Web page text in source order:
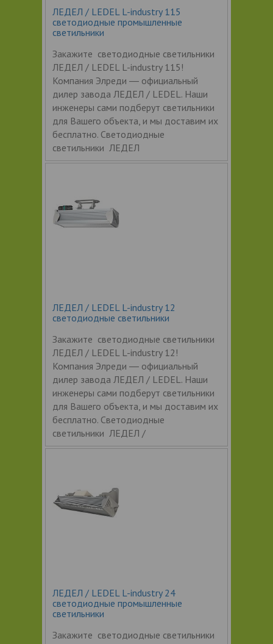
ЛЕДЕЛ / LEDEL L-industry 115
светодиодные промышленные
светильники
Закажите светодиодные светильники
ЛЕДЕЛ / LEDEL L-industry 115!
Компания Элреди ― официальный
дилер завода ЛЕДЕЛ / LEDEL. Наши
инженеры сами подберут светильники
для Вашего объекта, и мы доставим их
бесплатно. Светодиодные
светильники ЛЕДЕЛ
ЛЕДЕЛ / LEDEL L-industry 12
светодиодные светильники
Закажите светодиодные светильники
ЛЕДЕЛ / LEDEL L-industry 12!
Компания Элреди ― официальный
дилер завода ЛЕДЕЛ / LEDEL. Наши
инженеры сами подберут светильники
для Вашего объекта, и мы доставим их
бесплатно. Светодиодные
светильники ЛЕДЕЛ /
ЛЕДЕЛ / LEDEL L-industry 24
светодиодные промышленные
светильники
Закажите светодиодные светильники